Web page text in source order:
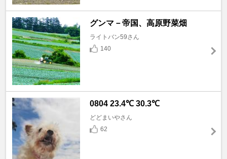
グンマ－帝国、高原野菜畑
ライトバン59さん
140
0804 23.4℃ 30.3℃
どどまいやさん
62